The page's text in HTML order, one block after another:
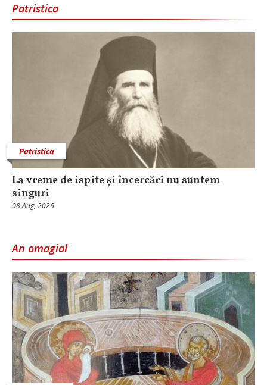
Patristica
Patristica
La vreme de ispite și încercări nu suntem
singuri
08 Aug, 2026
An omagial